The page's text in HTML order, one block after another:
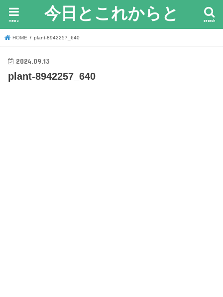
今日とこれからと search
menu
HOME plant-8942257_640
2024.09.13
plant-8942257_640